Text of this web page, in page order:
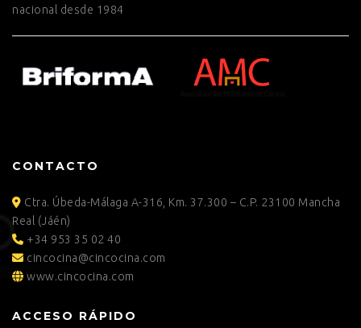
nacional desde 1984
CONTACTO
Ctra. Úbeda-Málaga A-316, Km. 37.300 – C.P. 23100 Mancha
Real (Jáén)
+34 953 35 02 40
cincocina@cincocina.com
www.cincocina.com
ACCESO RÁPIDO